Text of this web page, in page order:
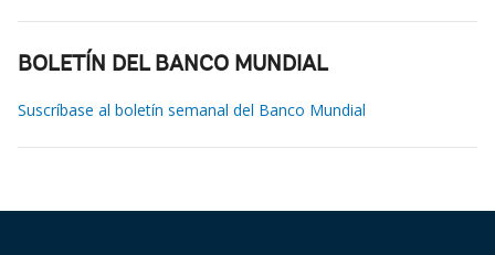
BOLETÍN DEL BANCO MUNDIAL
Suscríbase al boletín semanal del Banco Mundial